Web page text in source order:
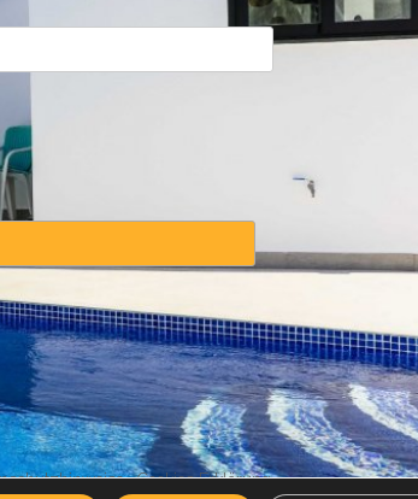
·Cookies Erklärung